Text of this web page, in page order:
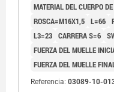
MATERIAL DEL CUERPO
ROSCA=M16X1,5 L=66
L3=23 CARRERA S=6
FUERZA DEL MUELLE
FUERZA DEL MUELLE
Referencia: 03089-10-